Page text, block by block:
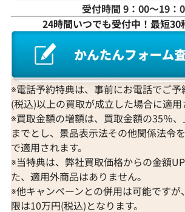
K18WG ブルートパーズ・ダイヤモンド
ング 0.5ct
参考買取価格
174,000円
2026年4月10日時点
受付時間 9：00〜19：
24時間いつでも受付中！最短30
※電話予約特典は、事前にお電話でご
(税込)以上の買取が成立した場合に適用
※買取金額の増額は、買取金額の35％
までとし、景品表示法その他関係法令
で適用されます。
※当特典は、弊社買取価格からの金額
た、適用外商品はありません。
※他キャンペーンとの併用は可能ですが
限は10万円(税込)となります。